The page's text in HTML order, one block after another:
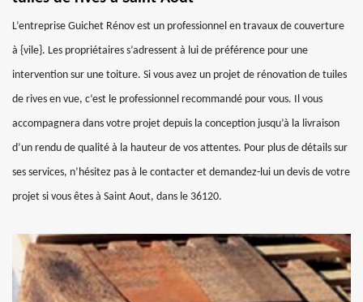
L’entreprise Guichet Rénov est un professionnel en travaux de couverture
à {vile}. Les propriétaires s’adressent à lui de préférence pour une
intervention sur une toiture. Si vous avez un projet de rénovation de tuiles
de rives en vue, c’est le professionnel recommandé pour vous. Il vous
accompagnera dans votre projet depuis la conception jusqu’à la livraison
d’un rendu de qualité à la hauteur de vos attentes. Pour plus de détails sur
ses services, n’hésitez pas à le contacter et demandez-lui un devis de votre
projet si vous êtes à Saint Aout, dans le 36120.